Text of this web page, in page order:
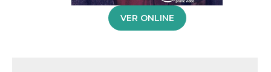
VER ONLINE